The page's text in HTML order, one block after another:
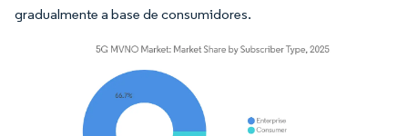
gradualmente a base de consumidores.